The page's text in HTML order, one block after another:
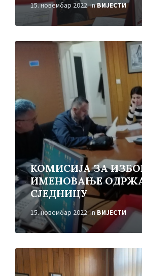
15. новембар 2022.inВИЈЕСТИ
КОМИСИЈА ЗА
ИМЕНОВАЊЕ
СЈЕДНИЦУ
15. новембар 2022.inВИЈЕСТИ
Read
Read
More